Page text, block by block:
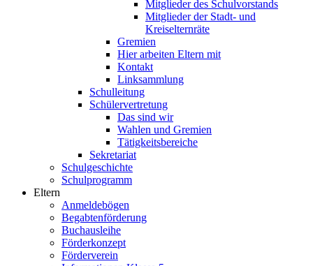
Mitglieder des Schulvorstands
Mitglieder der Stadt- und
Kreiselternräte
Gremien
Hier arbeiten Eltern mit
Kontakt
Linksammlung
Schulleitung
Schülervertretung
Das sind wir
Wahlen und Gremien
Tätigkeitsbereiche
Sekretariat
Schulgeschichte
Schulprogramm
Eltern
Anmeldebögen
Begabtenförderung
Buchausleihe
Förderkonzept
Förderverein